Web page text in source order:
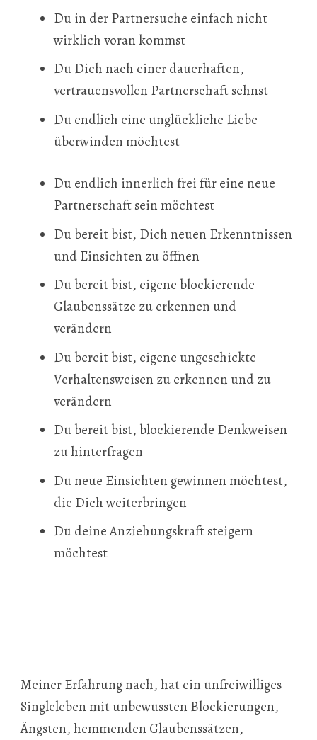
Du in der Partnersuche einfach nicht
wirklich voran kommst
Du Dich nach einer dauerhaften,
vertrauensvollen Partnerschaft sehnst
Du endlich eine unglückliche Liebe
überwinden möchtest
Du endlich innerlich frei für eine neue
Partnerschaft sein möchtest
Du bereit bist, Dich neuen Erkenntnissen
und Einsichten zu öffnen
Du bereit bist, eigene blockierende
Glaubenssätze zu erkennen und
verändern
Du bereit bist, eigene ungeschickte
Verhaltensweisen zu erkennen und zu
verändern
Du bereit bist, blockierende Denkweisen
zu hinterfragen
Du neue Einsichten gewinnen möchtest,
die Dich weiterbringen
Du deine Anziehungskraft steigern
möchtest
Meiner Erfahrung nach, hat ein unfreiwilliges
Singleleben mit unbewussten Blockierungen,
Ängsten, hemmenden Glaubenssätzen,